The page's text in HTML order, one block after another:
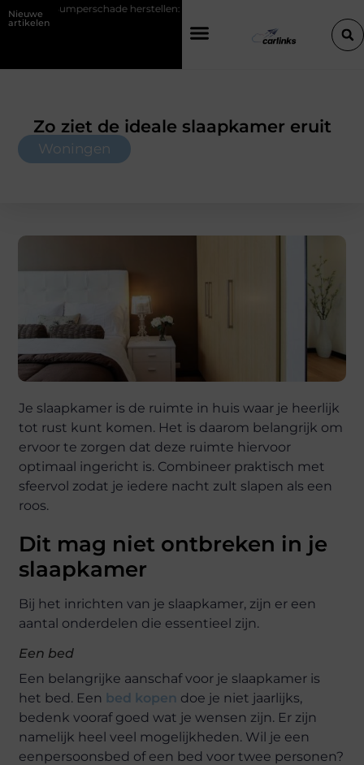
Nieuwe
artikelen
herstellen: repareren of de bumper vervangen?
Zo ziet de ideale slaapkamer eruit
Woningen
Je slaapkamer is de ruimte in huis waar je heerlijk
tot rust kunt komen. Het is daarom belangrijk om
ervoor te zorgen dat deze ruimte hiervoor
optimaal ingericht is. Combineer praktisch met
sfeervol zodat je iedere nacht zult slapen als een
roos.
Dit mag niet ontbreken in je
slaapkamer
Bij het inrichten van je slaapkamer, zijn er een
aantal onderdelen die essentieel zijn.
Een bed
Een belangrijke aanschaf voor je slaapkamer is
het bed. Een bed kopen doe je niet jaarlijks,
bedenk vooraf goed wat je wensen zijn. Er zijn
namelijk heel veel mogelijkheden. Wil je een
eenpersoonsbed of een bed voor twee personen?